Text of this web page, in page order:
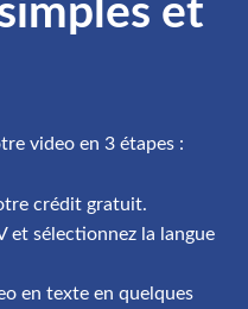
et
video en 3 étapes :
crédit gratuit.
et sélectionnez la langue
en texte en quelques